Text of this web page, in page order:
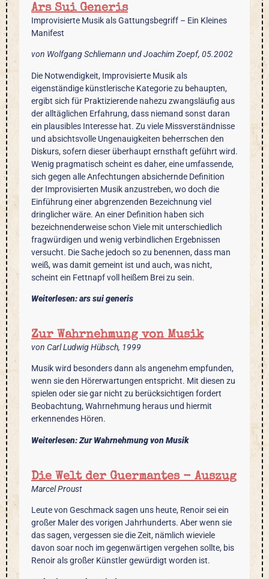
Ars Sui Generis
Improvisierte Musik als Gattungsbegriff – Ein Kleines
Manifest
von Wolfgang Schliemann und Joachim Zoepf, 05.2002
Die Notwendigkeit, Improvisierte Musik als
eigenständige künstlerische Kategorie zu behaupten,
ergibt sich für Praktizierende nahezu zwangsläufig aus
der alltäglichen Erfahrung, dass niemand sonst daran
ein plausibles Interesse hat. Zu viele Missverständnisse
und absichtsvolle Ungenauigkeiten beherrschen den
Diskurs, sofern dieser überhaupt ernsthaft geführt wird.
Wenig pragmatisch scheint es daher, eine umfassende,
sich gegen alle Anfechtungen absichernde Definition
der Improvisierten Musik anzustreben, wo doch die
Einführung einer abgrenzenden Bezeichnung viel
dringlicher wäre. An einer Definition haben sich
bezeichnenderweise schon Viele mit unterschiedlich
fragwürdigen und wenig verbindlichen Ergebnissen
versucht. Die Sache jedoch so zu benennen, dass man
weiß, was damit gemeint ist und auch, was nicht,
scheint ein Fettnapf voll heißem Brei zu sein.
Weiterlesen: ars sui generis
Zur Wahrnehmung von Musik
von Carl Ludwig Hübsch, 1999
Musik wird besonders dann als angenehm empfunden,
wenn sie den Hörerwartungen entspricht. Mit diesen zu
spielen oder sie gar nicht zu berücksichtigen fordert
Beobachtung, Wahrnehmung heraus und hiermit
erkennendes Hören.
Weiterlesen: Zur Wahrnehmung von Musik
Die Welt der Guermantes - Auszug
Marcel Proust
Leute von Geschmack sagen uns heute, Renoir sei ein
großer Maler des vorigen Jahrhunderts. Aber wenn sie
das sagen, vergessen sie die Zeit, nämlich wieviele
davon soar noch im gegenwärtigen vergehen sollte, bis
Renoir als großer Künstler gewürdigt worden ist.